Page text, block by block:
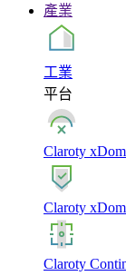
產業
工業
平台
Claroty
Claroty
Claroty